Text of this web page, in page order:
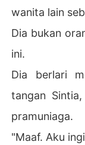
wanita lain
Dia bukan
ini.
Dia berlari
tangan
pramuniaga.
"Maaf. Aku